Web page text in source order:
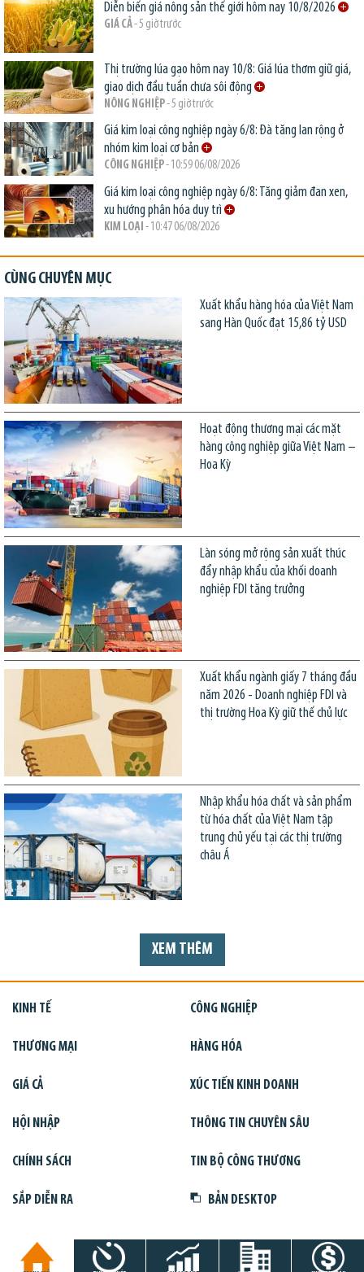
Diễn biến giá nông sản thế giới hôm nay 10/8/2026
GIÁ CẢ- 5 giờ trước
Thị trường lúa gạo hôm nay 10/8: Giá lúa thơm giữ giá,
giao dịch đầu tuần chưa sôi động
NÔNG NGHIỆP- 5 giờ trước
Giá kim loại công nghiệp ngày 6/8: Đà tăng lan rộng ở
nhóm kim loại cơ bản
CÔNG NGHIỆP- 10:59 06/08/2026
Giá kim loại công nghiệp ngày 6/8: Tăng giảm đan xen,
xu hướng phân hóa duy trì
KIM LOẠI - 10:47 06/08/2026
CÙNG CHUYÊN MỤC
Xuất khẩu hàng hóa của Việt Nam
sang Hàn Quốc đạt 15,86 tỷ USD
Hoạt động thương mại các mặt
hàng công nghiệp giữa Việt Nam –
Hoa Kỳ
Làn sóng mở rộng sản xuất thúc
đẩy nhập khẩu của khối doanh
nghiệp FDI tăng trưởng
Xuất khẩu ngành giấy 7 tháng đầu
năm 2026 - Doanh nghiệp FDI và
thị trường Hoa Kỳ giữ thế chủ lực
Nhập khẩu hóa chất và sản phẩm
từ hóa chất của Việt Nam tập
trung chủ yếu tại các thị trường
châu Á
XEM THÊM
KINH TẾ CÔNG NGHIỆP
THƯƠNG MẠI HÀNG HÓA
GIÁ CẢ XÚC TIẾN KINH DOANH
HỘI NHẬP THÔNG TIN CHUYÊN SÂU
CHÍNH SÁCH TIN BỘ CÔNG THƯƠNG
SẮP DIỄN RA BẢN DESKTOP